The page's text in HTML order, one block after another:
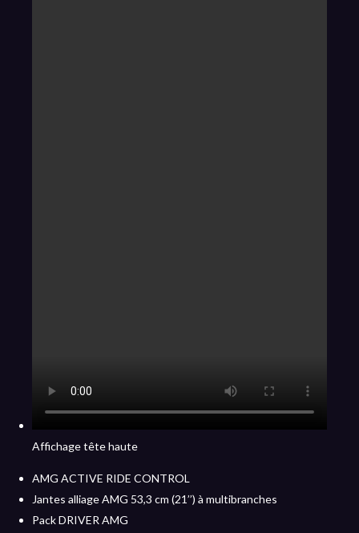
Affichage tête haute
AMG ACTIVE RIDE CONTROL
Jantes alliage AMG 53,3 cm (21’’) à multibranches
Pack DRIVER AMG